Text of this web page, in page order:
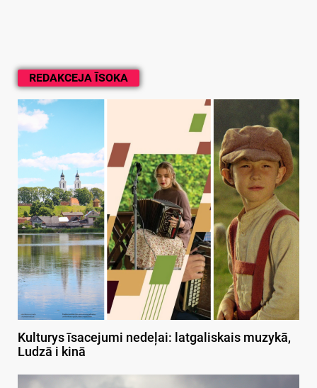
REDAKCEJA ĪSOKA
Kulturys īsacejumi nedeļai: latgaliskais muzykā,
Ludzā i kinā